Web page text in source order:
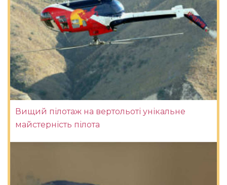
Вищий пілотаж на вертольоті унікальне
майстерність пілота